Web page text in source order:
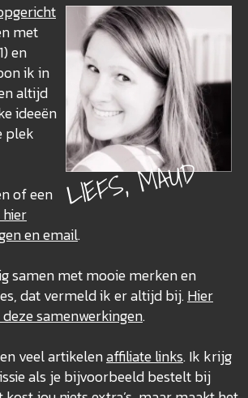
LIEFS, MAUD
met
en
ik in
altijd
ideeën
plek
of een
en email.
samen met mooie merken en
dat vermeld ik er altijd bij.Hier
dezesamenwerkingen.
veel artikelenaffiliate links. Ik krijg
als je bijvoorbeeld bestelt bij